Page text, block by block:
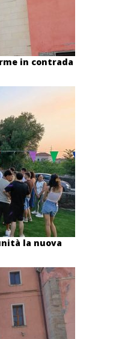
in contrada
la nuova